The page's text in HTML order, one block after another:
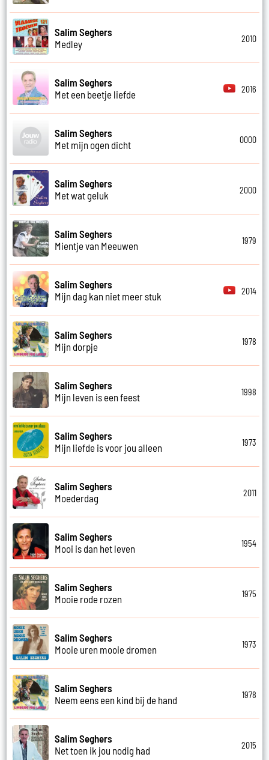
Salim Seghers
Medley
2010
Salim Seghers
Met een beetje liefde
2016
Salim Seghers
Met mijn ogen dicht
0000
Salim Seghers
Met wat geluk
2000
Salim Seghers
Mientje van Meeuwen
1979
Salim Seghers
Mijn dag kan niet meer stuk
2014
Salim Seghers
Mijn dorpje
1978
Salim Seghers
Mijn leven is een feest
1998
Salim Seghers
Mijn liefde is voor jou alleen
1973
Salim Seghers
Moederdag
2011
Salim Seghers
Mooi is dan het leven
1954
Salim Seghers
Mooie rode rozen
1975
Salim Seghers
Mooie uren mooie dromen
1973
Salim Seghers
Neem eens een kind bij de hand
1978
Salim Seghers
Net toen ik jou nodig had
2015